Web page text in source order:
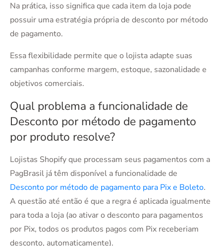
Na prática, isso significa que cada item da loja pode
possuir uma estratégia própria de desconto por método
de pagamento.
Essa flexibilidade permite que o lojista adapte suas
campanhas conforme margem, estoque, sazonalidade e
objetivos comerciais.
Qual problema a funcionalidade de
Desconto por método de pagamento
por produto resolve?
Lojistas Shopify que processam seus pagamentos com a
PagBrasil já têm disponível a funcionalidade de
Desconto por método de pagamento para Pix e Boleto.
A questão até então é que a regra é aplicada igualmente
para toda a loja (ao ativar o desconto para pagamentos
por Pix, todos os produtos pagos com Pix receberiam
desconto, automaticamente).